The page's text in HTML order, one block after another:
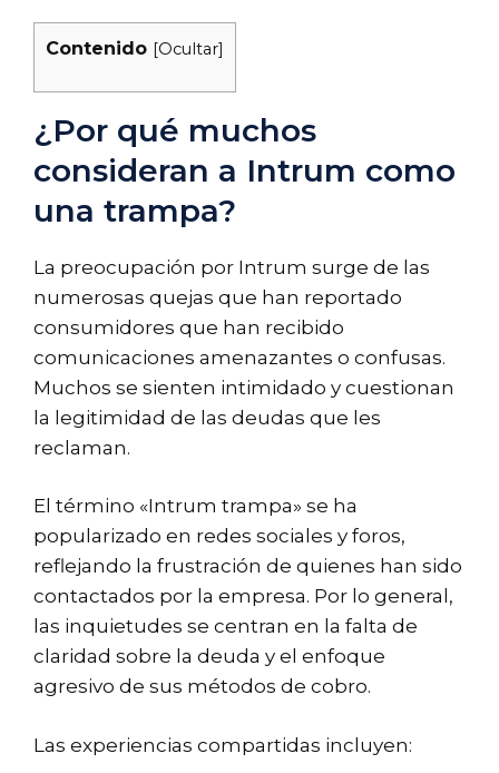
Contenido [Ocultar]
¿Por qué muchos
consideran a Intrum como
una trampa?
La preocupación por Intrum surge de las
numerosas quejas que han reportado
consumidores que han recibido
comunicaciones amenazantes o confusas.
Muchos se sienten intimidado y cuestionan
la legitimidad de las deudas que les
reclaman.
El término «Intrum trampa» se ha
popularizado en redes sociales y foros,
reflejando la frustración de quienes han sido
contactados por la empresa. Por lo general,
las inquietudes se centran en la falta de
claridad sobre la deuda y el enfoque
agresivo de sus métodos de cobro.
Las experiencias compartidas incluyen: